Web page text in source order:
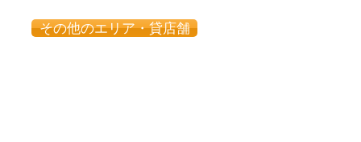
その他のエリア・貸店舗